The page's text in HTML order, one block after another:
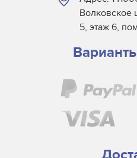
Волковское
5, этаж 6,